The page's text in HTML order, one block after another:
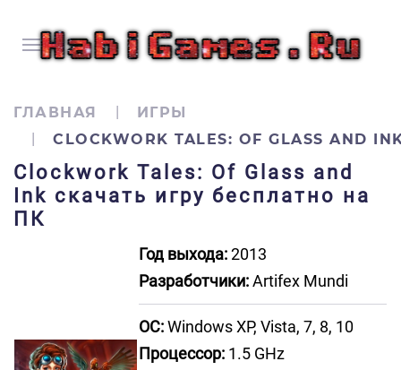
ГЛАВНАЯ
ИГРЫ
CLOCKWORK TALES: OF GLASS AND
Clockwork Tales: Of Glass and
Ink скачать игру бесплатно на
ПК
Год выхода:2013
Разработчики:Artifex Mundi
ОС:Windows XP, Vista, 7, 8, 10
Процессор: 1.5 GHz